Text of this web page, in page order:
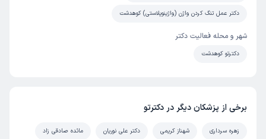
دکتر عمل تنگ کردن واژن (واژینوپلاستی) کوهدشت
شهر و محله فعالیت دکتر
دکترتو کوهدشت
برخی از پزشکان دیگر در دکترتو
زهره سرداری شهناز کریمی دکتر علی نوریان مائده صادقی زاد